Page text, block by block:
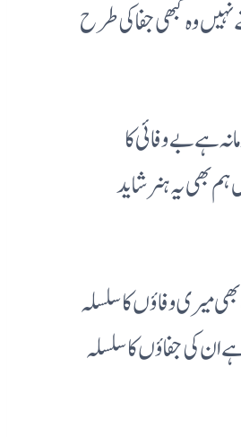
وہ کبھی جفا کی طرح
ہے بے وفائی کا
ہم بھی یہ ہنر شاید
میری وفاؤں کا سلسلہ
ان کی جفاؤں کا سلسلہ